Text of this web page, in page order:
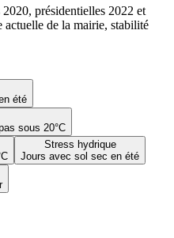
été
sous 20°C
Stress hydrique
Jours avec sol sec en été
présidentielles 2022 et
de la mairie, stabilité